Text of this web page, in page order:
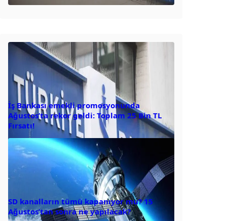
İş Bankası emekli promosyonunda
Ağustos’ta rekor geldi: Toplam 25 Bin TL
Fırsatı!
SD kanalların tümü kapanıyor mu? 15
Ağustos’tan sonra ne yapılacak?